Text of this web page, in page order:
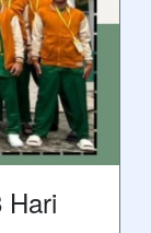
Hari